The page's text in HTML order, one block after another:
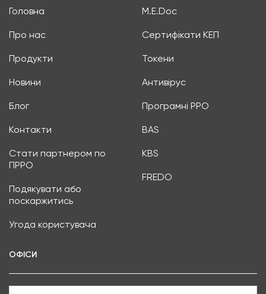
Головна
Про нас
Продукти
Новини
Блог
Контакти
Стати партнером по
ПРРО
Подякувати або
поскаржитись
Угода користувача
M.E.Doc
Сертифікати КЕП
Токени
Антивірус
Програмні РРО
BAS
KBS
FREDO
ОФІСИ